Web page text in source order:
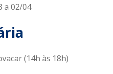
a 02/04
(14h às 18h)